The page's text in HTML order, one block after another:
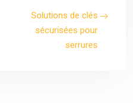
Solutions de clés
sécurisées pour
serrures